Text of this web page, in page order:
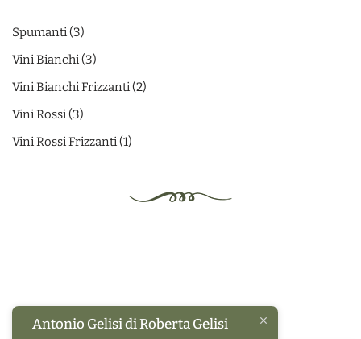
Spumanti 3
Vini Bianchi 3
Vini Bianchi Frizzanti 2
Vini Rossi 3
Vini Rossi Frizzanti 1
Antonio Gelisi di Roberta Gelisi